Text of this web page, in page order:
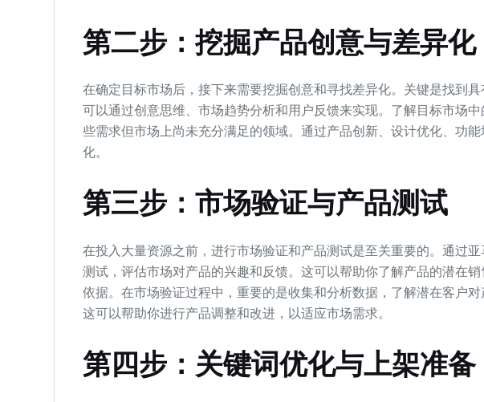
第二步：挖掘产品创意与差异化
在确定目标市场后，接下来需要挖掘创意和寻找差异化。关键是找到
可以通过创意思维、市场趋势分析和用户反馈来实现。了解目标市场
些需求但市场上尚未充分满足的领域。通过产品创新、设计优化、功
化。
第三步：市场验证与产品测试
在投入大量资源之前，进行市场验证和产品测试是至关重要的。通过
测试，评估市场对产品的兴趣和反馈。这可以帮助你了解产品的潜在
依据。在市场验证过程中，重要的是收集和分析数据，了解潜在客户对
这可以帮助你进行产品调整和改进，以适应市场需求。
第四步：关键词优化与上架准备